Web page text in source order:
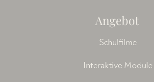
Angebot
Schulfilme
Interaktive Module